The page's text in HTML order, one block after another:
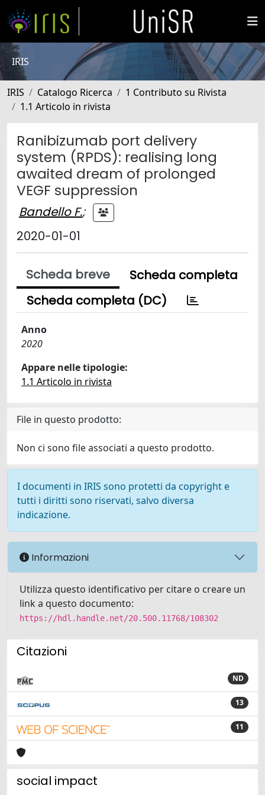
IRIS
IRIS Catalogo Ricerca
1 Contributo su Rivista
1.1 Articolo in rivista
Ranibizumab port delivery
system (RPDS): realising long
awaited dream of prolonged
VEGF suppression
Bandello F.;
2020-01-01
Scheda breve
Scheda completa
Scheda completa (DC)
Anno
2020
Appare nelle tipologie:
1.1 Articolo in rivista
File in questo prodotto:
Non ci sono file associati a questo prodotto.
I documenti in IRIS sono protetti da copyright e
tutti i diritti sono riservati, salvo diversa
indicazione.
Informazioni
Utilizza questo identificativo per citare o creare un
link a questo documento:
https://hdl.handle.net/20.500.11768/108302
Citazioni
ND
13
11
social impact